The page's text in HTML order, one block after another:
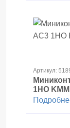
Артикул:
1НО